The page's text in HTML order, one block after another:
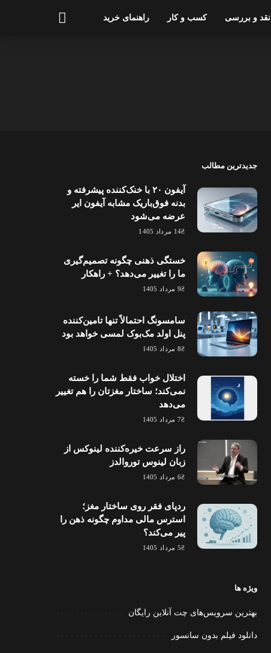
نقد و بررسی کسب و کار راهنمای خرید
جدیدترین مطالب
آیفون ۲۰ با خنک‌کننده پیشرفته و
بدنه فوق‌باریک مشابه آیفون ایر
عرضه می‌شود
14 مرداد 1405
خستگی ذهنی چگونه تصمیم‌گیری
ما را تغییر می‌دهد؟ + راهکار
9 مرداد 1405
سامسونگ احتمالاً تنها تامین‌کننده
پنل اولد مک‌بوک لمسی خواهد بود
8 مرداد 1405
اختلال خواب فقط شما را خسته
نمی‌کند؛ ساختار مغزتان را هم تغییر
می‌دهد
7 مرداد 1405
راز سرعت خیره‌کننده لینوکس از
زبان لینوس توروالدز
6 مرداد 1405
ردپای فقر روی ساختار مغز؛
استرس مالی مداوم چگونه ذهن را
پیر می‌کند؟
5 مرداد 1405
ویژه ها
بهترین سرویس‌های چت آنلاین رایگان
دانلود فیلم بدون سانسور